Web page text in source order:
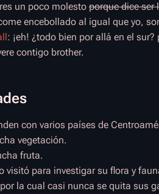
un poco molesto porque dice ser
encebollado al igual que yo,
: ¡eh! ¿todo bien por allá en el
contigo brother.
con varios países de
vegetación.
fruta.
visitó para investigar su flora y
la cual casi nunca se quita sus